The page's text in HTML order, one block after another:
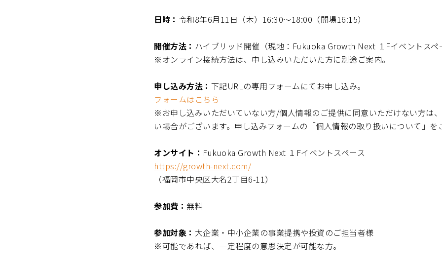
日時： 令和8年6月11日（木）16:30～18:00（開場16:15）
開催方法： ハイブリッド開催（現地：Fukuoka Growth Next １Fイベントスペ
※オンライン接続方法は、申し込みいただいた方に別途ご案内。
申し込み方法： 下記URLの専用フォームにてお申し込み。
フォームはこちら
※お申し込みいただいていない方/個人情報のご提供に同意いただけない方は
い場合がございます。申し込みフォームの「個人情報の取り扱いについて」を
オンサイト： Fukuoka Growth Next １Fイベントスペース
https://growth-next.com/
（福岡市中央区大名2丁目6-11）
参加費： 無料
参加対象： 大企業・中小企業の事業提携や投資のご担当者様
※可能であれば、一定程度の意思決定が可能な方。